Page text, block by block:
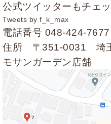
公式ツイッターもチェ
Tweets by f_k_max
電話番号 048-424-7677
住所 〒351-0031 埼
モサンガーデン店舗